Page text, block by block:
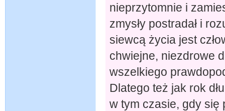
nieprzytomnie i
zmysły postradał i
siewcą życia jest
chwiejne, niezdrowe
wszelkiego
Dlatego też jak rok
w tym czasie, gdy się